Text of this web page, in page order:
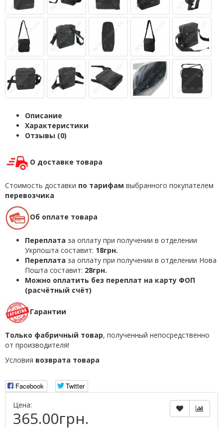
Описание
Характеристики
Отзывы (0)
О доставке товара
Стоимость доставки по тарифам выбранного покупателем
перевозчика
Об оплате товара
Переплата за оплату при получении в отделении
Укрпошта составит: 18грн.
Переплата за оплату при получении в отделении Нова
Пошта составит: 28грн.
Можно оплатить без переплат на карту ФОП
(расчётный счёт)
Гарантии
Только фабричный товар, полученный непосредственно
от производителя!
Условия возврата товара
Facebook
Twitter
Цена:
365.00грн.